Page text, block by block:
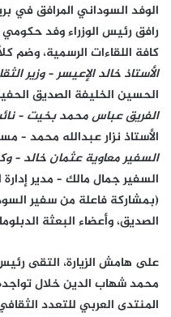
​الوفد السوداني المرافق في
​رافق رئيس الوزراء وفد
كافة اللقاءات الرسمية، وضم
​الأستاذ خالد الإعيسر – وزير
الحسين الخليفة الصديق
​الفريق عباس محمد بخيت –
الأستاذ نزار عبدالله محمد –
​السفير معاوية عثمان خالد –
السفير جمال مالك – مدير إدارة
(بمشاركة فاعلة من سفير
الصديق، وأعضاء البعثة
​على هامش الزيارة، التقى
محمد شهاب الدين خلال
المنتدى العربي للتعدد